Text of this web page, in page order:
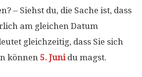
– Siehst du, die Sache ist, dass
am gleichen Datum
gleichzeitig, dass Sie sich
können 5. Junidu magst.